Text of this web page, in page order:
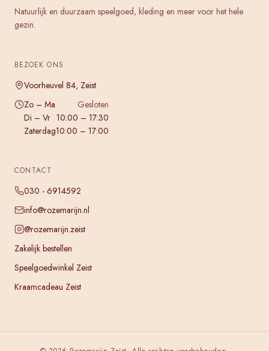
Natuurlijk en duurzaam speelgoed, kleding en meer voor het hele
gezin.
BEZOEK ONS
Voorheuvel 84, Zeist
Zo – Ma
Gesloten
Di – Vr 10:00 – 17:30
Zaterdag10:00 – 17:00
CONTACT
030 - 6914592
info@rozemarijn.nl
@rozemarijn.zeist
Zakelijk bestellen
Speelgoedwinkel Zeist
Kraamcadeau Zeist